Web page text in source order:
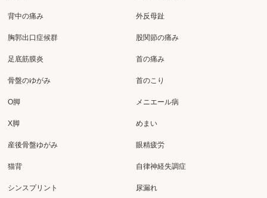
背中の痛み
胸郭出口症候群
外反母趾
股関節の痛み
足底筋膜炎
骨盤のゆがみ
O脚
X脚
産後骨盤ゆがみ
猫背
シンスプリント
首の痛み
首のこり
メニエール病
めまい
眼精疲労
自律神経失調症
尿漏れ